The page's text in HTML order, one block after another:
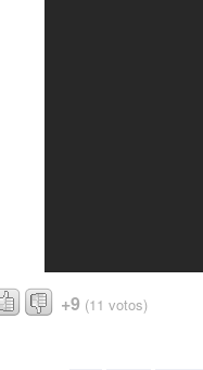
+9 (11 votos)